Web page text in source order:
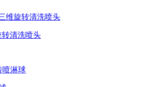
维旋转清洗喷头
转清洗喷头
喷淋球